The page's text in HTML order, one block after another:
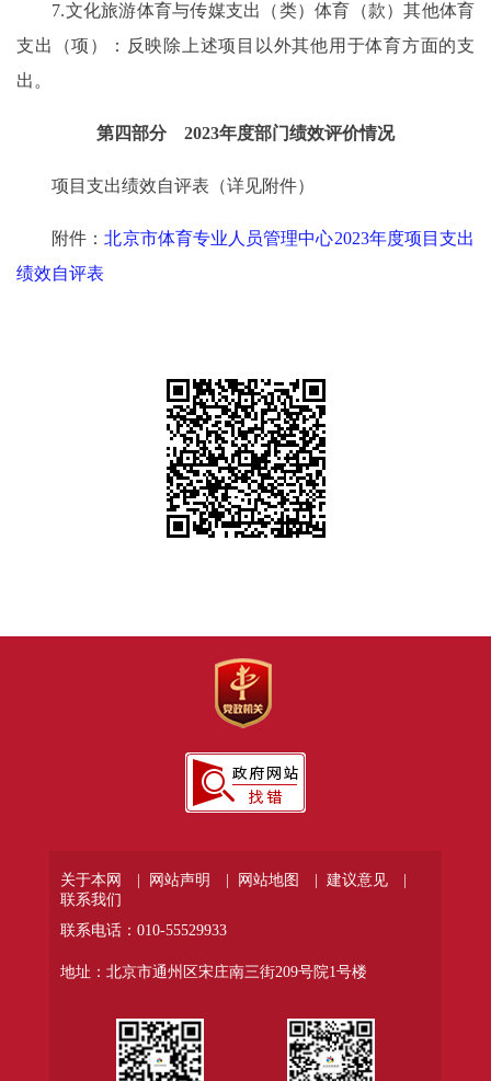
7.文化旅游体育与传媒支出（类）体育（款）其他体育
支出（项）：反映除上述项目以外其他用于体育方面的支
出。
第四部分 2023年度部门绩效评价情况
项目支出绩效自评表（详见附件）
附件：北京市体育专业人员管理中心2023年度项目支出
绩效自评表
关于本网 | 网站声明 | 网站地图 |
建议意见 |
联系我们
联系电话：010-55529933
地址：北京市通州区宋庄南三街209号院1号楼